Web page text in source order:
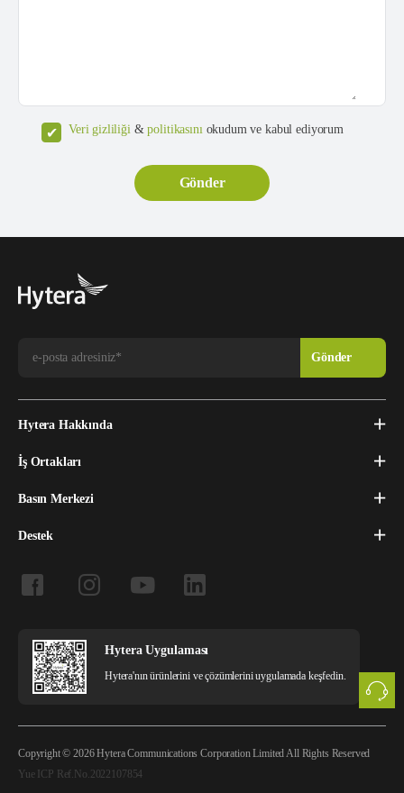
Veri gizliliği&politikasınıokudum ve kabul ediyorum
Hytera Hakkında
İş Ortakları
Basın Merkezi
Destek
Hytera Uygulaması
Hytera'nın ürünlerini ve çözümlerini uygulamada keşfedin.
Copyright © 2026 Hytera Communications Corporation Limited All Rights Reserved
Yue ICP Ref.No.2022107854